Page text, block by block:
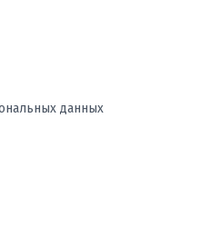
данных